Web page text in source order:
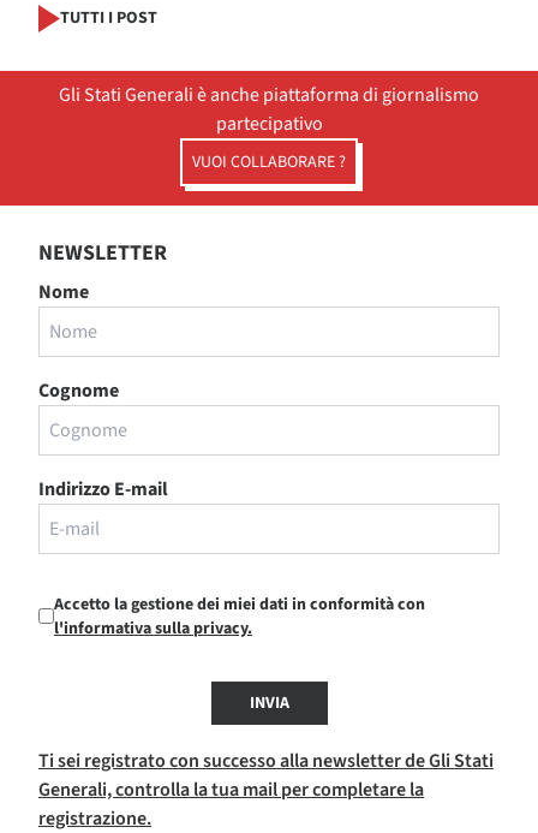
TUTTI I POST
Gli Stati Generali è anche piattaforma di giornalismo
partecipativo
VUOI COLLABORARE ?
NEWSLETTER
Nome
Cognome
Indirizzo E-mail
Accetto la gestione dei miei dati in conformità con
l'informativa sulla privacy.
INVIA
Ti sei registrato con successo alla newsletter de Gli Stati
Generali, controlla la tua mail per completare la
registrazione.